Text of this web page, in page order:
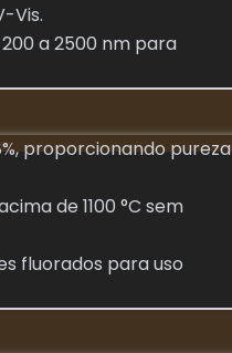
Vis.
a 2500 nm para
proporcionando pureza
de 1100 °C sem
fluorados para uso